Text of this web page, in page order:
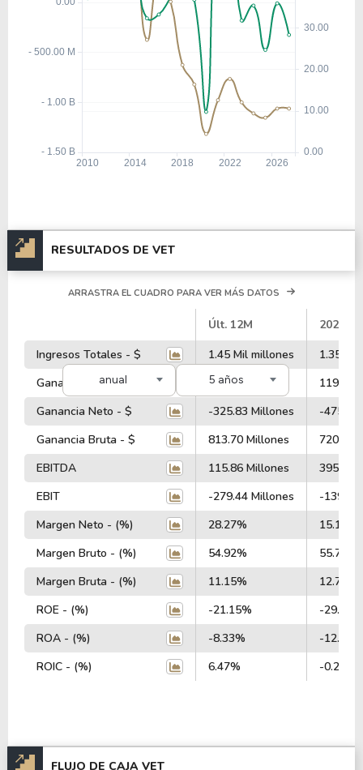
RESULTADOS DE VET
anual 5 años
ARRASTRA EL CUADRO PARA VER MÁS DATOS
Últ. 12M
2025
Ingresos Totales - $
1.45 Mil millones
1.35
Ganancia Operativa - $
189.68 Millones
119.41
Ganancia Neto - $
-325.83 Millones
-475.79
Ganancia Bruta - $
813.70 Millones
720.87
EBITDA
115.86 Millones
395.73
EBIT
-279.44 Millones
-139.04
Margen Neto - (%)
28.27%
15.19%
Margen Bruto - (%)
54.92%
55.72%
Margen Bruta - (%)
11.15%
12.70%
ROE - (%)
-21.15%
-29.54%
ROA - (%)
-8.33%
-12.28%
ROIC - (%)
6.47% -0.24%
FLUJO DE CAJA VET